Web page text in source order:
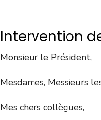
Intervention
Monsieur le Président,
Mesdames, Messieurs
Mes chers collègues,